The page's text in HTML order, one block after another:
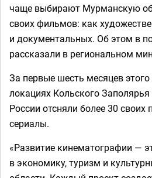
чаще выбирают Мурманскую
своих фильмов: как
и документальных. Об этом в
рассказали в региональном
За первые шесть месяцев
локациях Кольского
России отсняли более 30 своих
сериалы.
«Развитие кинематографии —
в экономику, туризм и